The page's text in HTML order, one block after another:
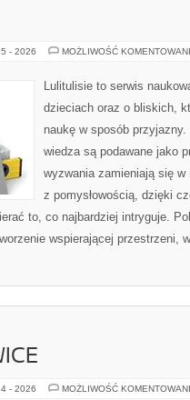
- 2026 MOŻLIWOŚĆ
Lulitulisie to serwis
dzieciach oraz o bliskich,
naukę w sposób
wiedza są podawane jako
wyzwania zamieniają się w
z pomysłowością, dzięki
to, co najbardziej intryguje.
wspierającej przestrzeni,
- 2026 MOŻLIWOŚĆ